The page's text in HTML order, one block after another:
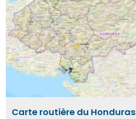
Carte routière du Honduras